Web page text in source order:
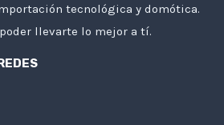
tecnológica y domótica.
llevarte lo mejor a tí.